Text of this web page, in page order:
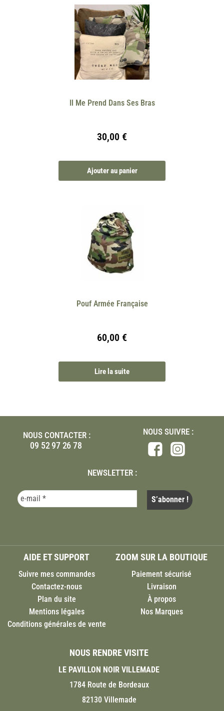
Il Me Prend Dans Ses Bras
30,00 €
Ajouter au panier
Pouf Armée Française
60,00 €
Lire la suite
NOUS CONTACTER :
09 52 97 26 78
NOUS SUIVRE :
NEWSLETTER :
AIDE ET SUPPORT
Suivre mes commandes
Contactez-nous
Plan du site
Mentions légales
Conditions générales de vente
ZOOM SUR LA BOUTIQUE
Paiement sécurisé
Livraison
À propos
Nos Marques
NOUS RENDRE VISITE
LE PAVILLON NOIR VILLEMADE
1784 Route de Bordeaux
82130 Villemade